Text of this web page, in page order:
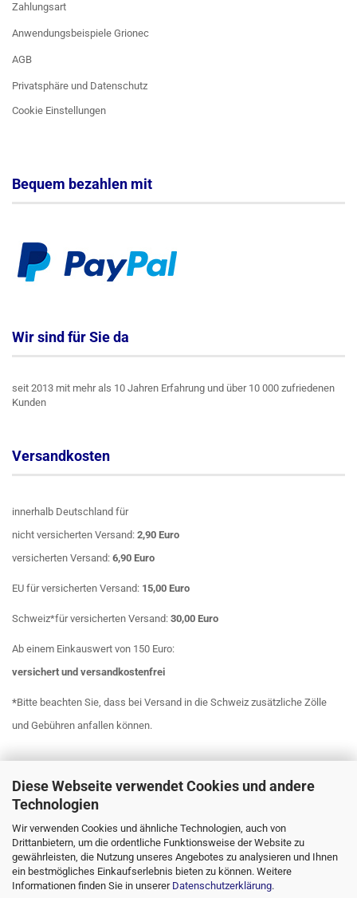
Diese Webseite verwendet Cookies und andere
Technologien
Wir verwenden Cookies und ähnliche Technologien, auch von
Drittanbietern, um die ordentliche Funktionsweise der Website zu
gewährleisten, die Nutzung unseres Angebotes zu analysieren und Ihnen
ein bestmögliches Einkaufserlebnis bieten zu können. Weitere
Informationen finden Sie in unserer Datenschutzerklärung.
Zahlungsart
Anwendungsbeispiele Grionec
AGB
Privatsphäre und Datenschutz
Cookie Einstellungen
Bequem bezahlen mit
Wir sind für Sie da
seit 2013 mit mehr als 10 Jahren Erfahrung und über 10 000 zufriedenen
Kunden
Versandkosten
innerhalb Deutschland für
nicht versicherten Versand: 2,90 Euro
versicherten Versand: 6,90 Euro
EU für versicherten Versand: 15,00 Euro
Schweiz*für versicherten Versand: 30,00 Euro
Ab einem Einkauswert von 150 Euro:
versichert und versandkostenfrei
*Bitte beachten Sie, dass bei Versand in die Schweiz zusätzliche Zölle
und Gebühren anfallen können.